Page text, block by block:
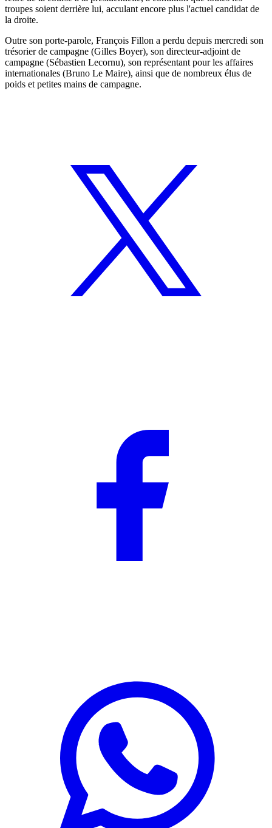
troupes soient derrière lui, acculant encore plus l'actuel candidat de
la droite.
Outre son porte-parole, François Fillon a perdu depuis mercredi son
trésorier de campagne (Gilles Boyer), son directeur-adjoint de
campagne (Sébastien Lecornu), son représentant pour les affaires
internationales (Bruno Le Maire), ainsi que de nombreux élus de
poids et petites mains de campagne.